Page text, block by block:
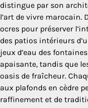
distingue par son
l’art de vivre marocain.
ocres pour préserver
des patios intérieurs
jeux d’eau des
apaisante, tandis que
oasis de fraîcheur.
aux plafonds en cèdre
raffinement et de